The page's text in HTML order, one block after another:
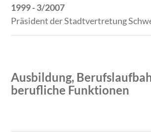
1999 - 3/2007
Präsident der Stadtvertretung
Ausbildung,
berufliche Funktionen